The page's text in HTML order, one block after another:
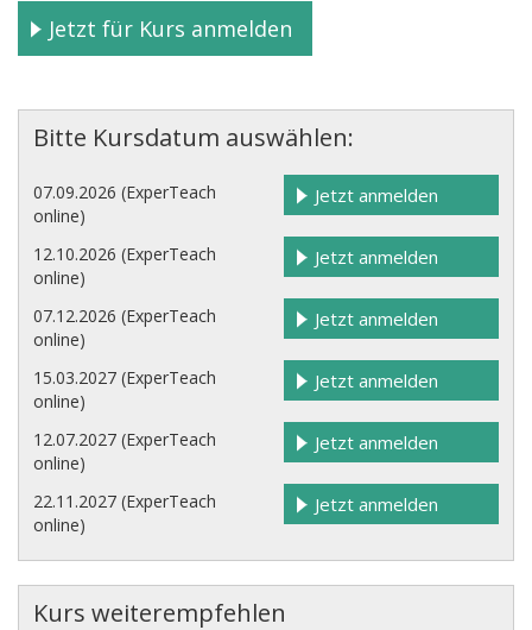
Jetzt für Kurs anmelden
Bitte Kursdatum auswählen:
07.09.2026 (ExperTeach
online)
Jetzt anmelden
12.10.2026 (ExperTeach
online)
Jetzt anmelden
07.12.2026 (ExperTeach
online)
Jetzt anmelden
15.03.2027 (ExperTeach
online)
Jetzt anmelden
12.07.2027 (ExperTeach
online)
Jetzt anmelden
22.11.2027 (ExperTeach
online)
Jetzt anmelden
Kurs weiterempfehlen